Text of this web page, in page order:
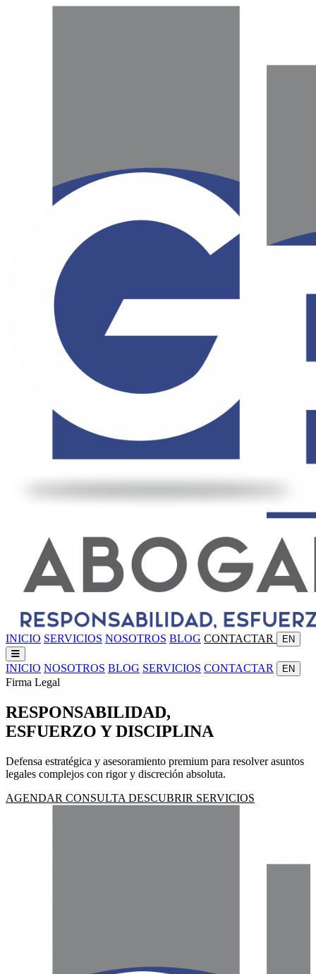
INICIO SERVICIOS NOSOTROS BLOG CONTACTAR EN
INICIO NOSOTROS BLOG SERVICIOS CONTACTAR EN
Firma Legal
RESPONSABILIDAD,
ESFUERZO YDISCIPLINA
Defensa estratégica y asesoramiento premium para resolver asuntos
legales complejos con rigor y discreción absoluta.
AGENDAR CONSULTA DESCUBRIR SERVICIOS